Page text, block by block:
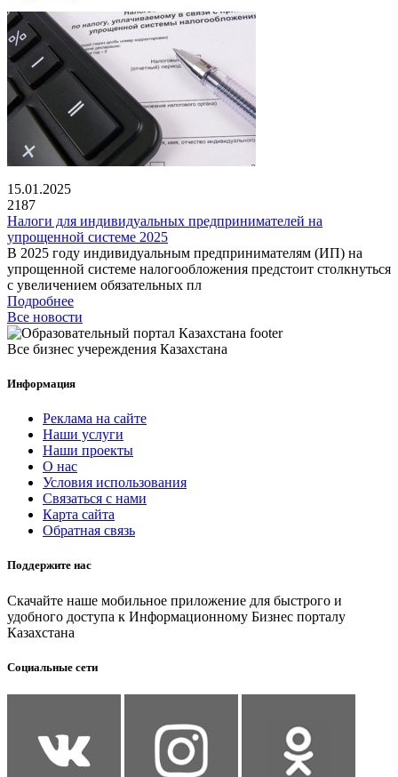
15.01.2025
2187
Налоги для индивидуальных предпринимателей на
упрощенной системе 2025
В 2025 году индивидуальным предпринимателям (ИП) на
упрощенной системе налогообложения предстоит столкнуться
с увеличением обязательных пл
Подробнее
Все новости
Все бизнес учереждения Казахстана
Информация
Реклама на сайте
Наши услуги
Наши проекты
О нас
Условия использования
Связаться с нами
Карта сайта
Обратная связь
Поддержите нас
Скачайте наше мобильное приложение для быстрого и
удобного доступа к Информационному Бизнес порталу
Казахстана
Социальные сети